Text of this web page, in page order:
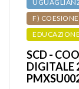
F)
SCD -
DIGITALE